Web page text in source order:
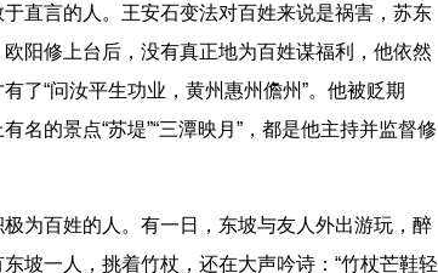
直言的人。王安石变法对百姓来说是祸害，苏东
阳修上台后，没有真正地为百姓谋福利，他依然
了“问汝平生功业，黄州惠州儋州”。他被贬期
名的景点“苏堤”“三潭映月”，都是他主持并监督修
为百姓的人。有一日，东坡与友人外出游玩，醉
坡一人，挑着竹杖，还在大声吟诗：“竹杖芒鞋轻